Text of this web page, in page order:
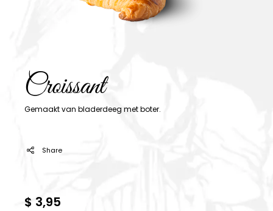
Croissant
Gemaakt van bladerdeeg met boter.
Share
$ 3,95